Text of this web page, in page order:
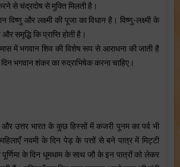
से चंद्रदोष से मुक्ति मिलती है।
विष्णु और लक्ष्मी की पूजा का विधान है। विष्णु-लक्ष्मी के
समृद्धि कि प्राप्ति होती है।
में भगवान शिव की विशेष रूप से आराधना की जाती है
दिन भगवान शंकर का रुद्राभिषेक करना चाहिए।
और उत्तर भारत के कुछ हिस्सों में कजरी पूनम का पर्व भी
नवमी के दिन पेड़ के पत्तों से बने पात्र में मिट्टी
के दिन धूमधाम के साथ जौ के इन पात्रों को लेकर